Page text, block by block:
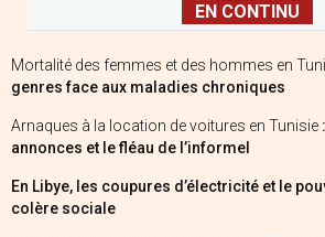
EN CONTINU
Mortalité des femmes et des hommes en
genres face aux maladies chroniques
Arnaques à la location de voitures en Tunisie
annonces et le fléau de l’informel
En Libye, les coupures d’électricité et le
colère sociale